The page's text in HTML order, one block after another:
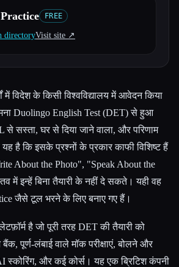
FREE
directoryVisit site ↗︎
विदेश के किसी विश्वविद्यालय में आवेदन किया
Duolingo English Test (DET) से हुआ
से सस्ता, घर से दिया जाने वाला, और परिणाम
है कि इसके प्रश्नों के प्रकार काफी विशिष्ट हैं
About the Photo", "Speak About the
में इन्हें बिना तैयारी के नहीं दे सकते। यही वह
जैसे टूल भरने के लिए बनाए गए हैं।
है जो पूरी तरह DET की तैयारी को
पूर्ण-लंबाई वाले मॉक परीक्षाएं, बोलने और
स्कोरिंग, और कई कोर्स। यह एक ब्रिटिश कंपनी